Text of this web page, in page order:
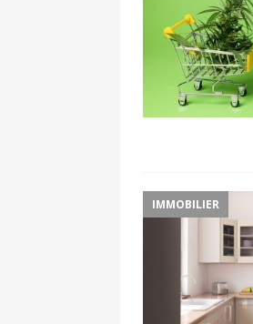
IMMOBILIER